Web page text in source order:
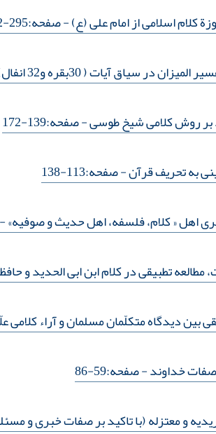
کلام اسلامی از امام علی (ع)- صفحه:295-322
در سیاق آیات ( 30بقره و32 انفال)
بر روش کلامی شیخ طوسی- صفحه:139-172
به تحریف قرآن- صفحه:113-138
اهل « کلام، فلسفه، اهل حدیث و صوفیه»-
تطبیقی در کلام ابن ابی الحدید و
بین دیدگاه متکلّمان مسلمان و آراء کلامی
صفات خداوند- صفحه:59-86
و معتزله (با تاکید بر صفات خبری و